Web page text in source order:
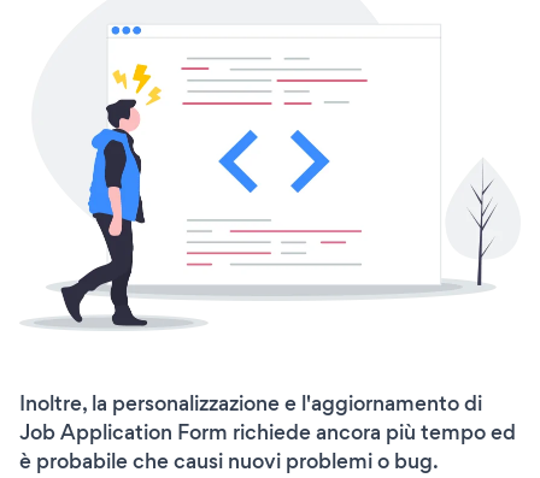
Inoltre, la personalizzazione e l'aggiornamento di
Job Application Form richiede ancora più tempo ed
è probabile che causi nuovi problemi o bug.